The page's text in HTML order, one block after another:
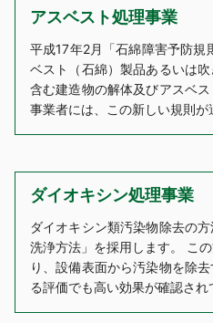
アスベスト処理事業
平成17年2月「石綿障害予防規
ベスト（石綿）製品あるいは
含む建造物の解体及びアスベ
事業者には、この新しい規則が
ダイオキシン処理事業
ダイオキシン類汚染物除去の
洗浄方法」を採用します。 こ
り、設備表面から汚染物を除
る評価でも高い効果が確認され